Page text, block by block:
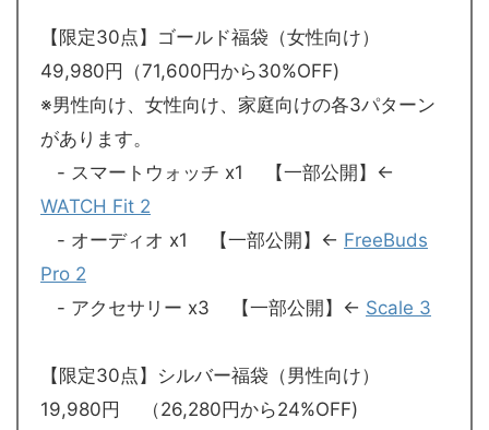
【限定30点】ゴールド福袋（女性向け）
49,980円（71,600円から30%OFF)
※男性向け、女性向け、家庭向けの各3パターン
があります。
- スマートウォッチ x1 【一部公開】←
WATCH Fit 2
- オーディオ x1 【一部公開】← FreeBuds
Pro 2
- アクセサリー x3 【一部公開】← Scale 3
【限定30点】シルバー福袋（男性向け）
19,980円 （26,280円から24%OFF)